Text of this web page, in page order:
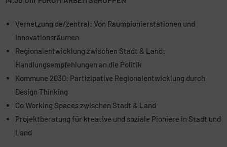
Vernetzung de/zentral: Von Raumpionierstationen und
Innovationsräumen
Regionalentwicklung zwischen Stadt & Land:
Handlungsempfehlungen an die Politik
Kommune 2030: Partizipative Regionalentwicklung durch
Design Thinking
Co Working Spaces zwischen Stadt & Land
Projektberatung für kreative und soziale Pioniere in Stadt und
Land